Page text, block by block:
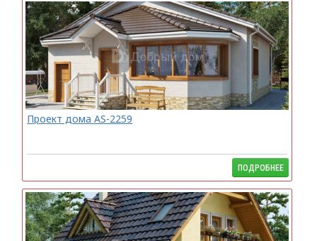
Проект дома AS-2259
ПОДРОБНЕЕ